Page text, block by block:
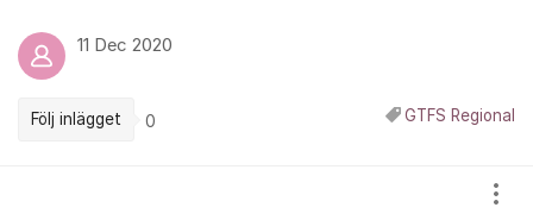
11 Dec 2020
GTFS Regional
Följ inlägget 0